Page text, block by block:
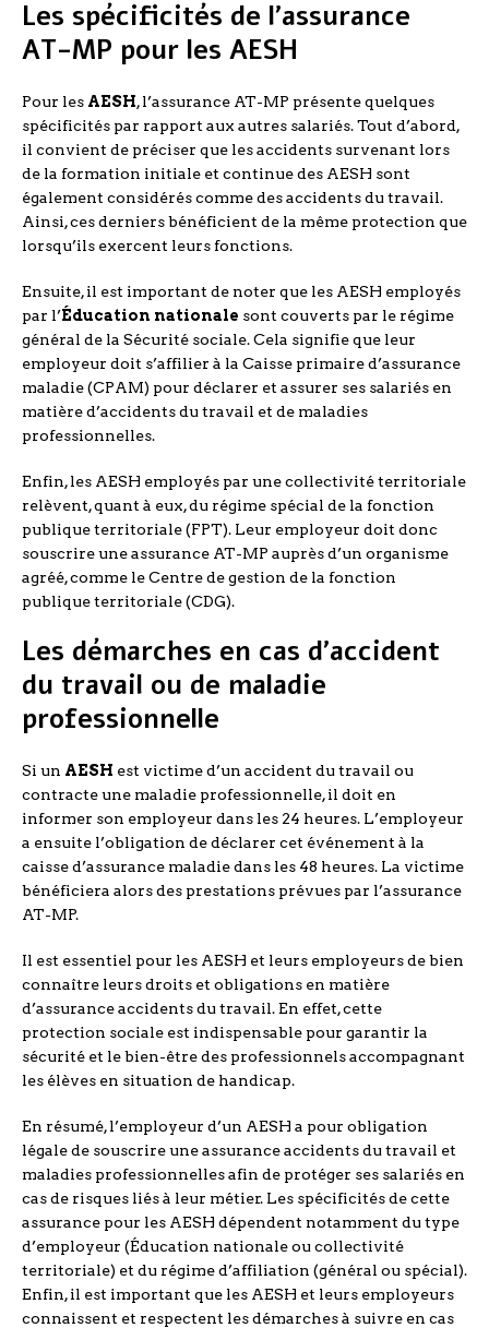
Les spécificités de l’assurance
AT-MP pour les AESH
Pour les AESH, l’assurance AT-MP présente quelques
spécificités par rapport aux autres salariés. Tout d’abord,
il convient de préciser que les accidents survenant lors
de la formation initiale et continue des AESH sont
également considérés comme des accidents du travail.
Ainsi, ces derniers bénéficient de la même protection que
lorsqu’ils exercent leurs fonctions.
Ensuite, il est important de noter que les AESH employés
par l’Éducation nationale sont couverts par le régime
général de la Sécurité sociale. Cela signifie que leur
employeur doit s’affilier à la Caisse primaire d’assurance
maladie (CPAM) pour déclarer et assurer ses salariés en
matière d’accidents du travail et de maladies
professionnelles.
Enfin, les AESH employés par une collectivité territoriale
relèvent, quant à eux, du régime spécial de la fonction
publique territoriale (FPT). Leur employeur doit donc
souscrire une assurance AT-MP auprès d’un organisme
agréé, comme le Centre de gestion de la fonction
publique territoriale (CDG).
Les démarches en cas d’accident
du travail ou de maladie
professionnelle
Si un AESH est victime d’un accident du travail ou
contracte une maladie professionnelle, il doit en
informer son employeur dans les 24 heures. L’employeur
a ensuite l’obligation de déclarer cet événement à la
caisse d’assurance maladie dans les 48 heures. La victime
bénéficiera alors des prestations prévues par l’assurance
AT-MP.
Il est essentiel pour les AESH et leurs employeurs de bien
connaître leurs droits et obligations en matière
d’assurance accidents du travail. En effet, cette
protection sociale est indispensable pour garantir la
sécurité et le bien-être des professionnels accompagnant
les élèves en situation de handicap.
En résumé, l’employeur d’un AESH a pour obligation
légale de souscrire une assurance accidents du travail et
maladies professionnelles afin de protéger ses salariés en
cas de risques liés à leur métier. Les spécificités de cette
assurance pour les AESH dépendent notamment du type
d’employeur (Éducation nationale ou collectivité
territoriale) et du régime d’affiliation (général ou spécial).
Enfin, il est important que les AESH et leurs employeurs
connaissent et respectent les démarches à suivre en cas